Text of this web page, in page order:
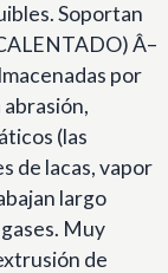
Soportan
Â–
por
(las
de lacas, vapor
largo
Muy
de